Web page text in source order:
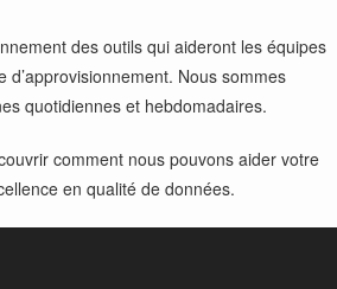
des outils qui aideront les équipes
Nous sommes
quotidiennes et hebdomadaires.
comment nous pouvons aider votre
en qualité de données.